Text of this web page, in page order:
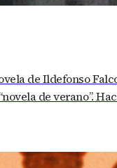
de Ildefonso
de verano”.